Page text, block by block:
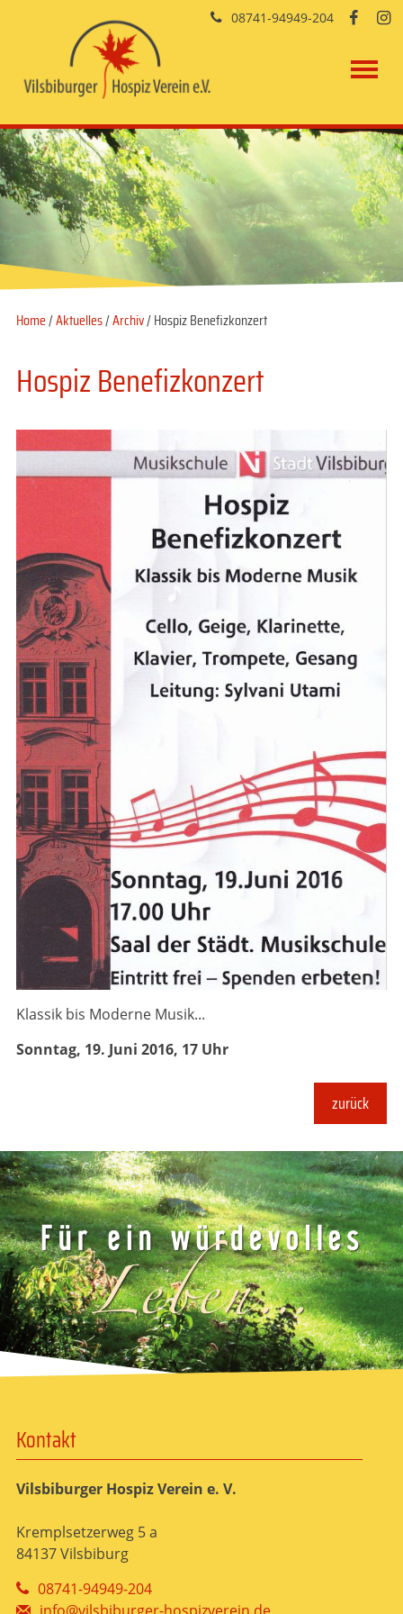
Home/Aktuelles/Archiv/ Hospiz Benefizkonzert
Hospiz Benefizkonzert
Klassik bis Moderne Musik...
Sonntag, 19. Juni 2016, 17 Uhr
zurück
Kontakt
Vilsbiburger Hospiz Verein e. V.
Kremplsetzerweg 5 a
84137 Vilsbiburg
08741-94949-204
08741-94949-204  